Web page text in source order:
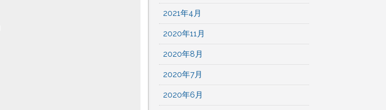
2021年4月
2020年11月
2020年8月
2020年7月
2020年6月